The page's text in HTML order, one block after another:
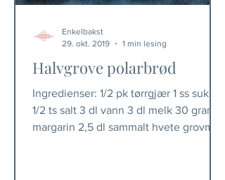
Halvgrove polarbrød
Ingredienser: 1/2 pk tørrgjær 1 ss sukker
1/2 ts salt 3 dl vann 3 dl melk 30 gram
margarin 2,5 dl sammalt hvete grovmalt
Enkelbakst
29. okt. 2019
1 min lesing